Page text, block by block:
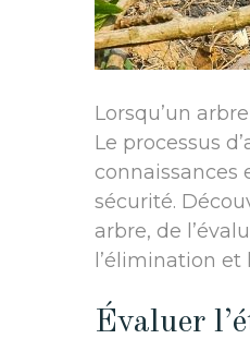
Lorsqu’un
Le processus
connaissances
sécurité.
arbre, de
l’élimination
Évaluer